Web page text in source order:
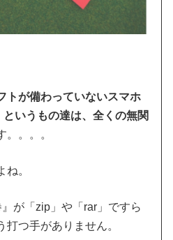
トが備わっていないスマホ
いうもの達は、全くの無関
。。。。
。
が「zip」や「rar」ですら
つ手がありません。